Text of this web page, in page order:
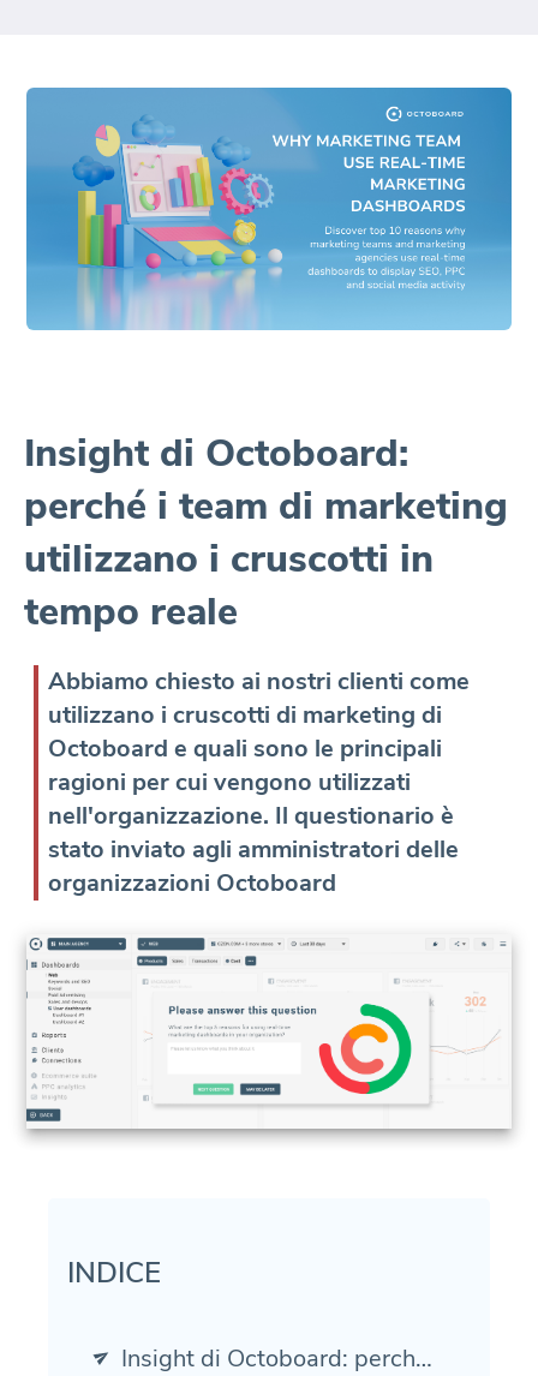
Insight di Octoboard:
perché i team di marketing
utilizzano i cruscotti in
tempo reale
Abbiamo chiesto ai nostri clienti come
utilizzano i cruscotti di marketing di
Octoboard e quali sono le principali
ragioni per cui vengono utilizzati
nell'organizzazione. Il questionario è
stato inviato agli amministratori delle
organizzazioni Octoboard
INDICE
Insight di Octoboard: perché i team di marketing utilizzano i cruscotti in tempo reale